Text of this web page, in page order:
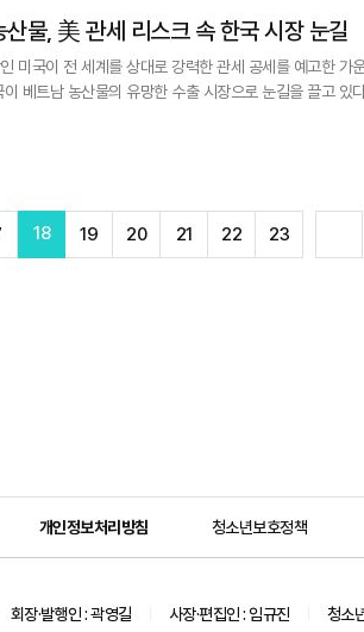
트남 농산물, 美 관세 리스크 속 한국 시장 눈길
미국이 전 세계를 상대로 강력한 관세 공세를 예고한 가
산물의 유망한 수출 시장으로 눈길을 끌고 있다. 도널드 트럼프 미국 대통령
발표한 가운데 베트남에 대해서는 46%에 달하는 높은 세
18 19 20 21 22 23
개인정보처리방침 청소년보호정책
회장·발행인 : 곽영길 사장·편집인 : 임규진 청소